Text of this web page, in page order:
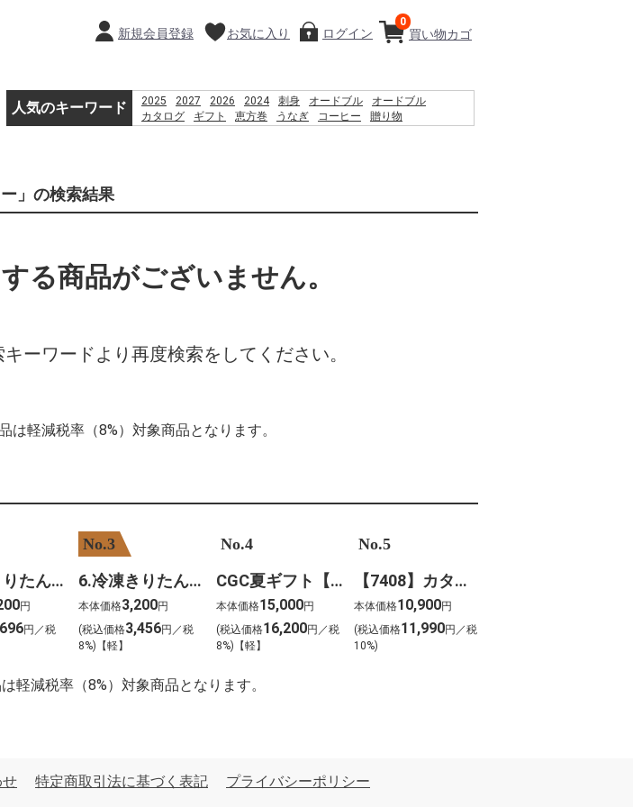
買い物カゴ
0
新規会員登録 お気に入り ログイン
人気のキーワード 2025 2027 2026 2024 刺身 オードブル
オードブル
カタログ
ギフト 恵方巻 うなぎ コーヒー
贈り物
」の検索結果
る商品がございません。
ーワードより再度検索をしてください。
は軽減税率（8%）対象商品となります。
7.冷凍きりたんぽセットM 野菜なし 4人前
円
円／税
No.3
6.冷凍きりたんぽセットＳ 野菜なし 2人前
本体価格3,200円
(税込価格3,456円／税
8%)【軽】
No.4
CGC夏ギフト【1101】和牛苑 神戸牛・三田和牛食べ比べ(680g)
本体価格15,000円
(税込価格16,200円／税
8%)【軽】
No.5
【7408】カタログギフト ボーベル・クレソン
本体価格10,900円
(税込価格11,990円／税
10%)
軽減税率（8%）対象商品となります。
特定商取引法に基づく表記 プライバシーポリシー